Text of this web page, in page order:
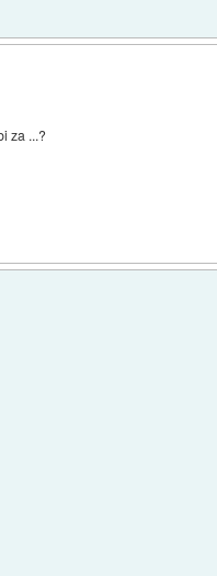
za ...?